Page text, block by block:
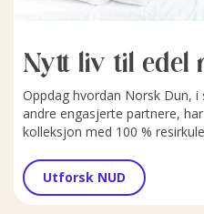
Nytt liv til edel
Oppdag hvordan Norsk Dun,
andre engasjerte partnere,
kolleksjon med 100 %
Utforsk NUD